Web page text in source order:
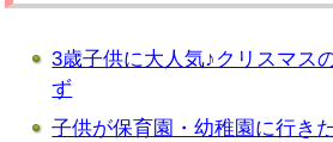
3歳子供に大人気♪クリスマス
ず
子供が保育園・幼稚園に行き